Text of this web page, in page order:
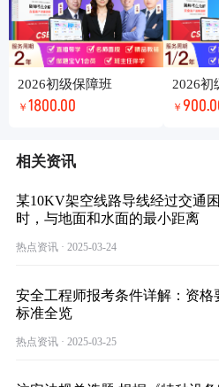
2026初级保障班
￥ 1800.00
2026初
￥
相关资讯
某10KV架空线路导线经过交通
时，与地面和水面的最小距离
热点资讯 · 2025-03-24
安全工程师报考条件详解：资格
标准全览
热点资讯 · 2025-03-25